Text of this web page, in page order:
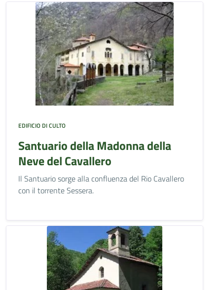
EDIFICIO DI CULTO
Santuario della Madonna della
Neve del Cavallero
Il Santuario sorge alla confluenza del Rio Cavallero
con il torrente Sessera.